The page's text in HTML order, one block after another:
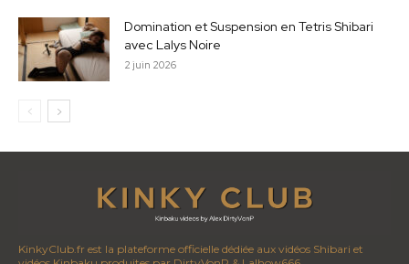
Domination et Suspension en Tetris Shibari
avec Lalys Noire
2 juin 2026
KinkyClub.fr est la plateforme officielle dédiée aux vidéos Shibari et